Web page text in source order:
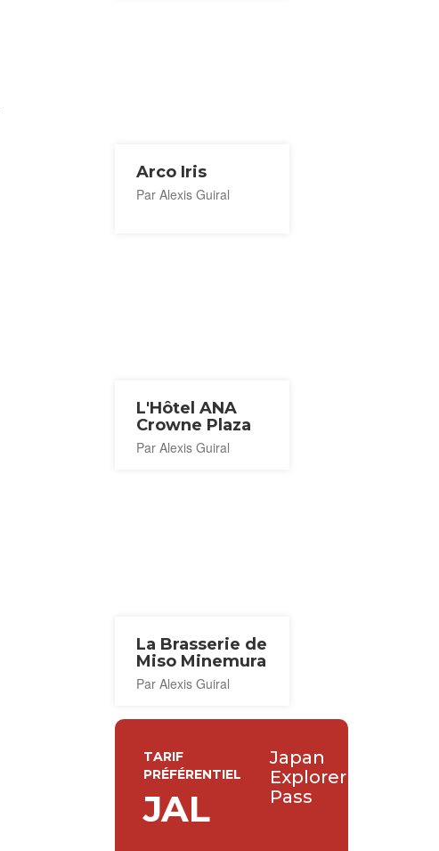
Arco Iris
Par Alexis Guiral
L'Hôtel ANA
Crowne Plaza
Par Alexis Guiral
La Brasserie de
Miso Minemura
Par Alexis Guiral
TARIF
PRÉFÉRENTIEL
JAL
Japan
Explorer
Pass